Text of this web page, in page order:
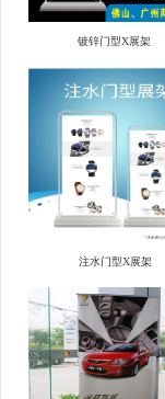
镀锌门型X展架
注水门型X展架